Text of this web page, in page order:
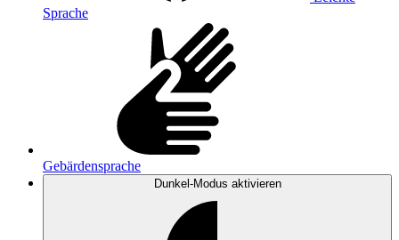
Sprache
Gebärdensprache
Dunkel-Modus aktivieren